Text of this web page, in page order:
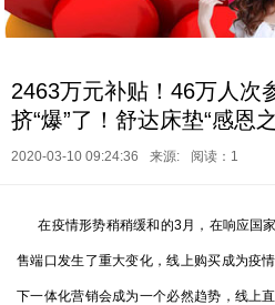
2463万元补贴！46万人次
挤“爆”了！舒达床垫“感恩
2020-03-10 09:24:36 来源: 阅读：1
在疫情形势稍稍缓和的3月，在响应国
售端口发生了重大变化，线上购买成为疫
下一体化营销会成为一个必然趋势，线上